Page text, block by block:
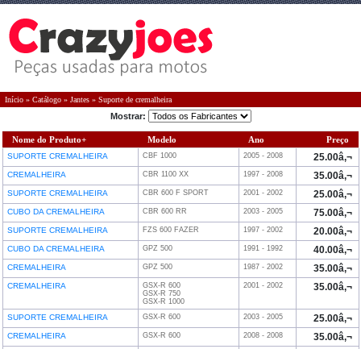
Início » Catálogo » Jantes » Suporte de cremalheira
Mostrar:
Nome do Produto+ Modelo Ano Preço
SUPORTE CREMALHEIRA CBF 1000 2005 - 2008 25.00â‚¬
CREMALHEIRA CBR 1100 XX 1997 - 2008 35.00â‚¬
SUPORTE CREMALHEIRA CBR 600 F SPORT 2001 - 2002 25.00â‚¬
CUBO DA CREMALHEIRA CBR 600 RR 2003 - 2005 75.00â‚¬
SUPORTE CREMALHEIRA FZS 600 FAZER 1997 - 2002 20.00â‚¬
CUBO DA CREMALHEIRA GPZ 500 1991 - 1992 40.00â‚¬
CREMALHEIRA GPZ 500 1987 - 2002 35.00â‚¬
CREMALHEIRA
GSX-R 600
GSX-R 750
GSX-R 1000
2001 - 2002 35.00â‚¬
SUPORTE CREMALHEIRA GSX-R 600 2003 - 2005 25.00â‚¬
CREMALHEIRA GSX-R 600 2008 - 2008 35.00â‚¬